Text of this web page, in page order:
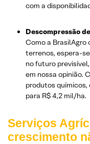
com a
Descompressão
Como a BrasilAgro
terrenos, espera-
no futuro
em nossa opinião.
produtos químicos,
para R$ 4,2 mil/ha.
Serviços
crescimento